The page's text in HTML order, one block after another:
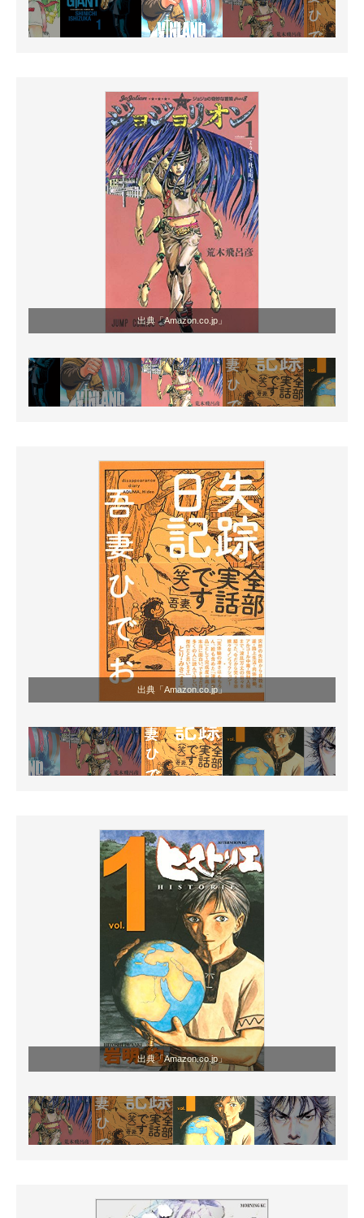
出典「Amazon.co.jp」
出典「Amazon.co.jp」
出典「Amazon.co.jp」